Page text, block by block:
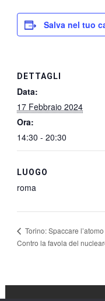
Salva nel tuo
DETTAGLI
Data:
17 Febbraio 2024
Ora:
14:30 - 20:30
LUOGO
roma
Torino: Spaccare
Contro la favola del